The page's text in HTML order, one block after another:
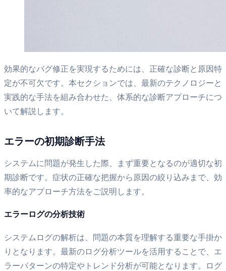
効果的なバグ修正を実現するためには、正確な診断と原因特
定が不可欠です。本セクションでは、最新のテクノロジーと
実践的な手法を組み合わせた、体系的な診断アプローチにつ
いて解説します。
エラーの初期診断手法
システムに問題が発生した際、まず重要となるのが適切な初
期診断です。症状の正確な把握から原因の絞り込みまで、効
率的なアプローチ方法をご説明します。
エラーログの分析技術
システムログの解析は、問題の本質を理解する重要な手掛か
りとなります。最新のログ分析ツールを活用することで、エ
ラーパターンの特定やトレンド分析が可能となります。ログ